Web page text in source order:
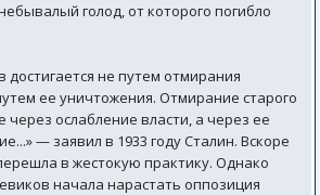
голод, от которого погибло
достигается не путем отмирания
ее уничтожения. Отмирание старого
через ослабление власти, а через ее
— заявил в 1933 году Сталин. Вскоре
в жестокую практику. Однако
начала нарастать оппозиция